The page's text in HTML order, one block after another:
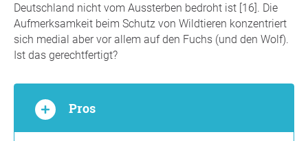
Deutschland nicht vom Aussterben bedroht ist [16]. Die
Aufmerksamkeit beim Schutz von Wildtieren konzentriert
sich medial aber vor allem auf den Fuchs (und den Wolf).
Ist das gerechtfertigt?
Pros